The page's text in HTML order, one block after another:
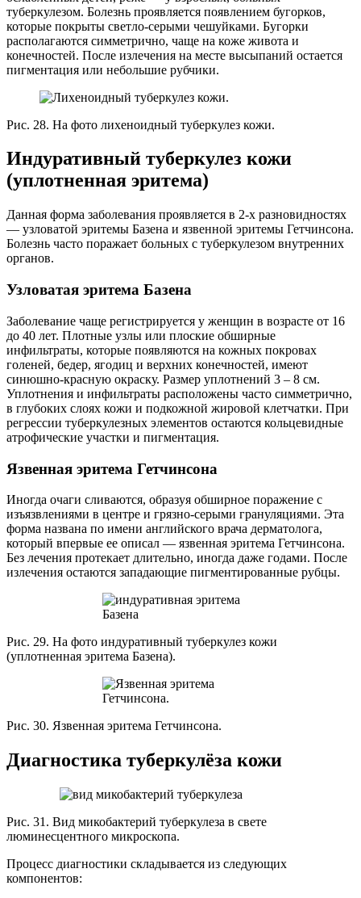
туберкулезом. Болезнь проявляется появлением бугорков,
которые покрыты светло-серыми чешуйками. Бугорки
располагаются симметрично, чаще на коже живота и
конечностей. После излечения на месте высыпаний остается
пигментация или небольшие рубчики.
Рис. 28. На фото лихеноидный туберкулез кожи.
Индуративный туберкулез кожи
(уплотненная эритема)
Данная форма заболевания проявляется в 2-х разновидностях
— узловатой эритемы Базена и язвенной эритемы Гетчинсона.
Болезнь часто поражает больных с туберкулезом внутренних
органов.
Узловатая эритема Базена
Заболевание чаще регистрируется у женщин в возрасте от 16
до 40 лет. Плотные узлы или плоские обширные
инфильтраты, которые появляются на кожных покровах
голеней, бедер, ягодиц и верхних конечностей, имеют
синюшно-красную окраску. Размер уплотнений 3 – 8 см.
Уплотнения и инфильтраты расположены часто симметрично,
в глубоких слоях кожи и подкожной жировой клетчатки. При
регрессии туберкулезных элементов остаются кольцевидные
атрофические участки и пигментация.
Язвенная эритема Гетчинсона
Иногда очаги сливаются, образуя обширное поражение с
изъязвлениями в центре и грязно-серыми грануляциями. Эта
форма названа по имени английского врача дерматолога,
который впервые ее описал — язвенная эритема Гетчинсона.
Без лечения протекает длительно, иногда даже годами. После
излечения остаются западающие пигментированные рубцы.
Рис. 29. На фото индуративный туберкулез кожи
(уплотненная эритема Базена).
Рис. 30. Язвенная эритема Гетчинсона.
Диагностика туберкулёза кожи
Рис. 31. Вид микобактерий туберкулеза в свете
люминесцентного микроскопа.
Процесс диагностики складывается из следующих
компонентов: